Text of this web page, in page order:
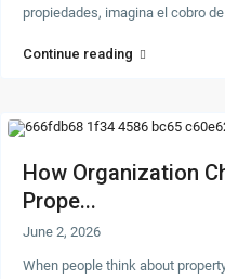
propiedades, imagina el cobro
Continue reading
How Organization
Prope...
June 2, 2026
When people think about